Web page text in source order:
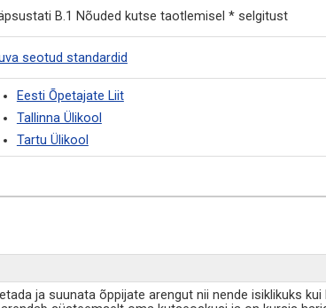
B.1 Nõuded kutse taotlemisel * selgitust
seotud standardid
Eesti Õpetajate Liit
Tallinna Ülikool
Tartu Ülikool
ja suunata õppijate arengut nii nende isiklikuks